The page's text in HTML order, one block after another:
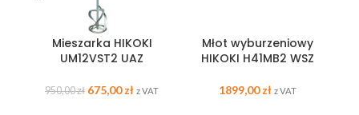
Mieszarka HIKOKI
UM12VST2 UAZ
950,00zł 675,00zł z VAT
Młot wyburzeniowy
HIKOKI H41MB2 WSZ
1899,00zł z VAT